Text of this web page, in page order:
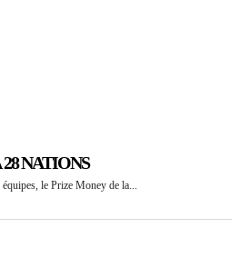
28 NATIONS
le Prize Money de la...